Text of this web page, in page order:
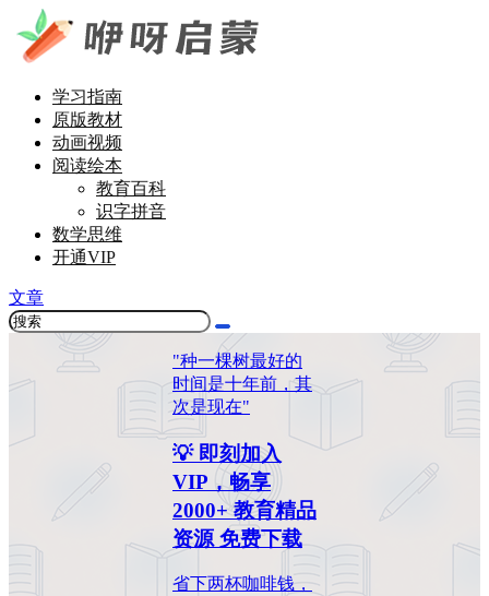
学习指南
原版教材
动画视频
阅读绘本
教育百科
识字拼音
数学思维
开通VIP
文章
"种一棵树最好的
时间是十年前，其
次是现在"
💡 即刻加入
VIP，畅享
2000+ 教育精品
资源 免费下载
省下两杯咖啡钱，